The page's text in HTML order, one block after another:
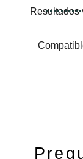
Resultados